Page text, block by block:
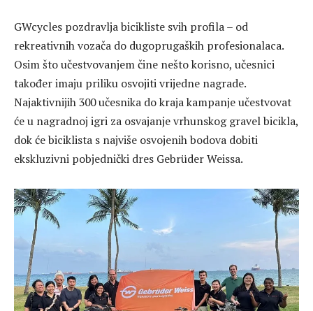
GWcycles pozdravlja bicikliste svih profila – od
rekreativnih vozača do dugoprugaških profesionalaca.
Osim što učestvovanjem čine nešto korisno, učesnici
također imaju priliku osvojiti vrijedne nagrade.
Najaktivnijih 300 učesnika do kraja kampanje učestvovat
će u nagradnoj igri za osvajanje vrhunskog gravel bicikla,
dok će biciklista s najviše osvojenih bodova dobiti
ekskluzivni pobjednički dres Gebrüder Weissa.